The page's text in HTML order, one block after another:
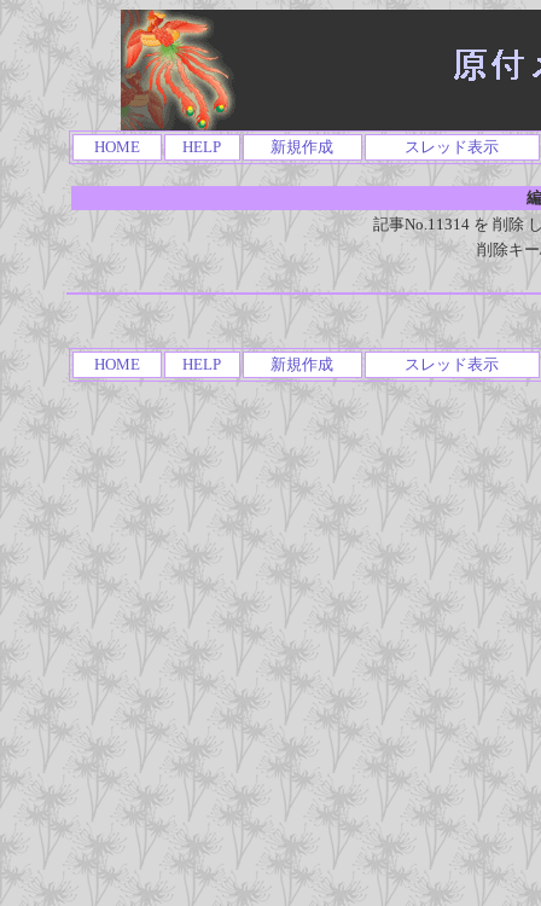
HOME HELP 新規作成 スレッド表示
記事No.11314 を 削除
削除キ
HOME HELP 新規作成 スレッド表示